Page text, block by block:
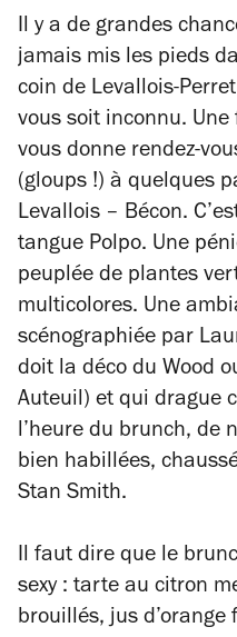
Il y a de grandes
jamais mis les pieds
coin de Levallois-
vous soit inconnu. Une
vous donne rendez-
(gloups !) à quelques
Levallois – Bécon.
tangue Polpo. Une
peuplée de plantes
multicolores. Une
scénographiée par
doit la déco du Wood
Auteuil) et qui drague
l’heure du brunch, de
bien habillées,
Stan Smith.
Il faut dire que le
sexy : tarte au citron
brouillés, jus d’orange